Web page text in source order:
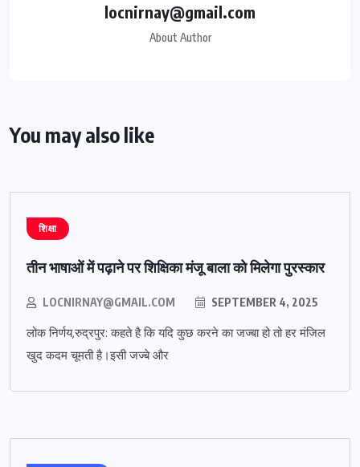
locnirnay@gmail.com
About Author
You may also like
शिक्षा
तीन भाषाओं में पढ़ाने पर शिक्षिका मंजू बाला को मिलेगा पुरस्कार
LOCNIRNAY@GMAIL.COM SEPTEMBER 4, 2025
लोक निर्णय,रुद्रपुर: कहते है कि यदि कुछ करने का जज्बा हो तो हर मंजिल
खुद कदम चूमती है।इसी जज्बे और